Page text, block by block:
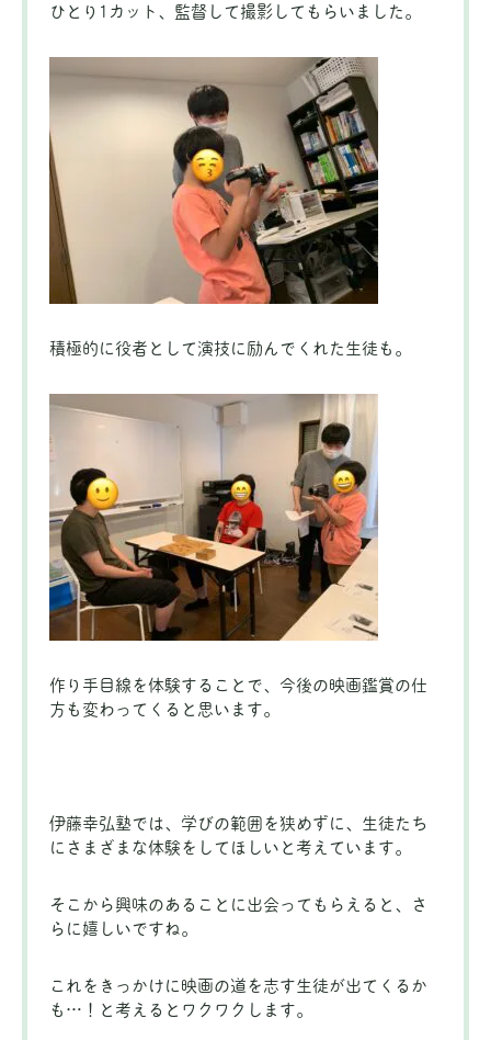
ひとり1カット、監督して撮影してもらいました。
積極的に役者として演技に励んでくれた生徒も。
作り手目線を体験することで、今後の映画鑑賞の仕
方も変わってくると思います。
伊藤幸弘塾では、学びの範囲を狭めずに、生徒たち
にさまざまな体験をしてほしいと考えています。
そこから興味のあることに出会ってもらえると、さ
らに嬉しいですね。
これをきっかけに映画の道を志す生徒が出てくるか
も…！と考えるとワクワクします。